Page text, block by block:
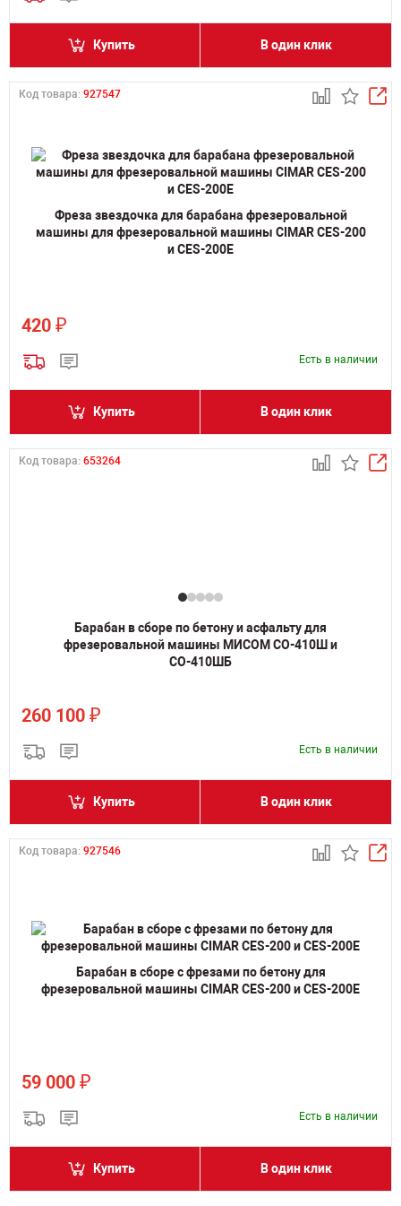
Купить В один клик
Код товара: 927547
Фреза звездочка для барабана фрезеровальной
машины для фрезеровальной машины CIMAR CES-200
и CES-200E
420 ₽
Есть в наличии
Купить В один клик
Код товара: 653264
Барабан в сборе по бетону и асфальту для
фрезеровальной машины МИСОМ СО-410Ш и
СО-410ШБ
260 100 ₽
Есть в наличии
Купить В один клик
Код товара: 927546
Барабан в сборе с фрезами по бетону для
фрезеровальной машины CIMAR CES-200 и CES-200E
59 000 ₽
Есть в наличии
Купить В один клик